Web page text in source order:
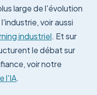
large de l'évolution
voir aussi
industriel. Et sur
le débat sur
voir notre
l'IA.